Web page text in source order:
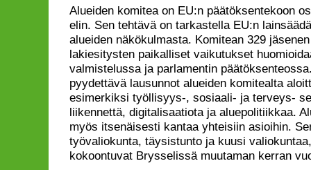
Alueiden komitea on EU:n päätöksentekoon
elin. Sen tehtävä on tarkastella EU:n
alueiden näkökulmasta. Komitean 329
lakiesitysten paikalliset vaikutukset
valmistelussa ja parlamentin
pyydettävä lausunnot alueiden komitealta
esimerkiksi työllisyys-, sosiaali- ja terveys-
liikennettä, digitalisaatiota ja aluepolitiikkaa.
myös itsenäisesti kantaa yhteisiin asioihin.
työvaliokunta, täysistunto ja kuusi
kokoontuvat Brysselissä muutaman kerran